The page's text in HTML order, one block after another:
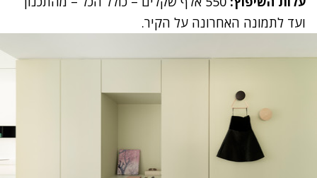
ועד לתמונה האחרונה על הקיר.